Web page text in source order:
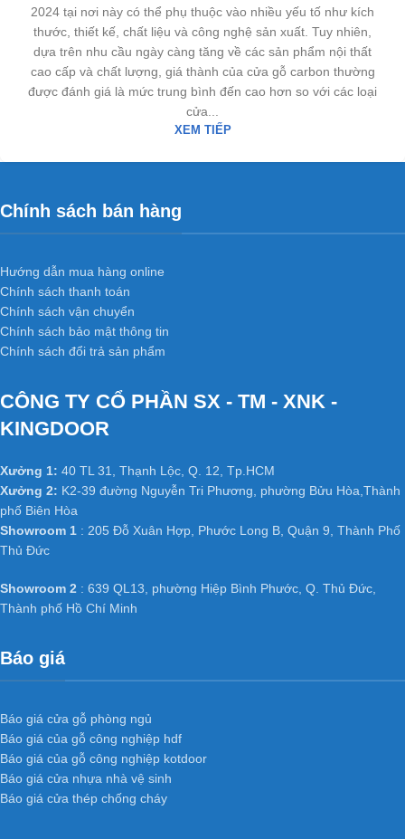
2024 tại nơi này có thể phụ thuộc vào nhiều yếu tố như kích
thước, thiết kế, chất liệu và công nghệ sản xuất. Tuy nhiên,
dựa trên nhu cầu ngày càng tăng về các sản phẩm nội thất
cao cấp và chất lượng, giá thành của cửa gỗ carbon thường
được đánh giá là mức trung bình đến cao hơn so với các loại
cửa...
XEM TIẾP
Chính sách bán hàng
Hướng dẫn mua hàng online
Chính sách thanh toán
Chính sách vận chuyển
Chính sách bảo mật thông tin
Chính sách đổi trả sản phẩm
CÔNG TY CỔ PHẦN SX - TM - XNK -
KINGDOOR
Xưởng 1: 40 TL 31, Thạnh Lộc, Q. 12, Tp.HCM
Xưởng 2: K2-39 đường Nguyễn Tri Phương, phường Bửu Hòa,Thành
phố Biên Hòa
Showroom 1 : 205 Đỗ Xuân Hợp, Phước Long B, Quận 9, Thành Phố
Thủ Đức
Showroom 2 : 639 QL13, phường Hiệp Bình Phước, Q. Thủ Đức,
Thành phố Hồ Chí Minh
Báo giá
Báo giá cửa gỗ phòng ngủ
Báo giá của gỗ công nghiệp hdf
Báo giá của gỗ công nghiệp kotdoor
Báo giá cửa nhựa nhà vệ sinh
Báo giá cửa thép chống cháy